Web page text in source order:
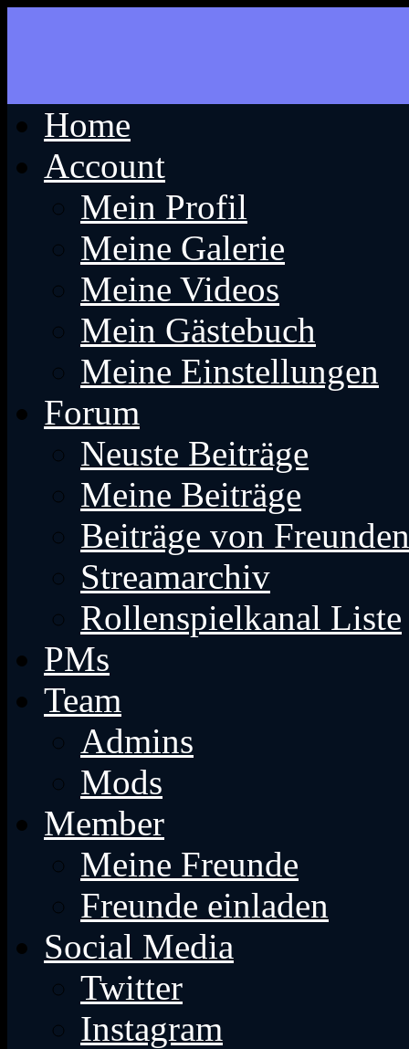
Home
Account
Mein Profil
Meine Galerie
Meine Videos
Mein Gästebuch
Meine Einstellungen
Forum
Neuste Beiträge
Meine Beiträge
Beiträge von Freunden
Streamarchiv
Rollenspielkanal Liste
PMs
Team
Admins
Mods
Member
Meine Freunde
Freunde einladen
Social Media
Twitter
Instagram